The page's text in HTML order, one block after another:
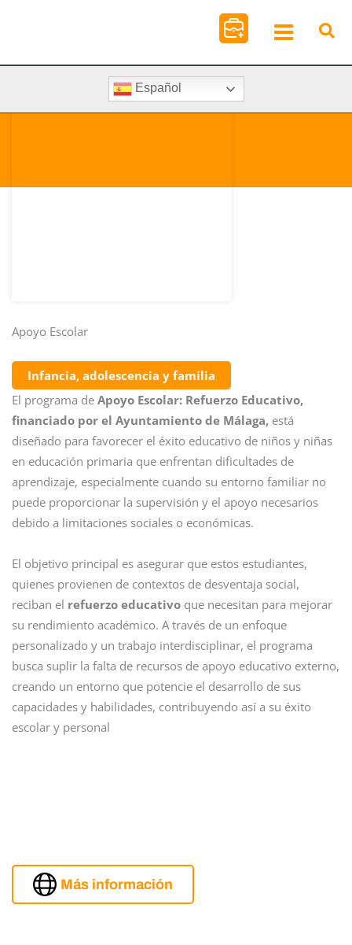
Español
Apoyo Escolar
Infancia, adolescencia y familia
El programa de Apoyo Escolar: Refuerzo Educativo,
financiado por el Ayuntamiento de Málaga, está
diseñado para favorecer el éxito educativo de niños y niñas
en educación primaria que enfrentan dificultades de
aprendizaje, especialmente cuando su entorno familiar no
puede proporcionar la supervisión y el apoyo necesarios
debido a limitaciones sociales o económicas.
El objetivo principal es asegurar que estos estudiantes,
quienes provienen de contextos de desventaja social,
reciban el refuerzo educativo que necesitan para mejorar
su rendimiento académico. A través de un enfoque
personalizado y un trabajo interdisciplinar, el programa
busca suplir la falta de recursos de apoyo educativo externo,
creando un entorno que potencie el desarrollo de sus
capacidades y habilidades, contribuyendo así a su éxito
escolar y personal
Más información